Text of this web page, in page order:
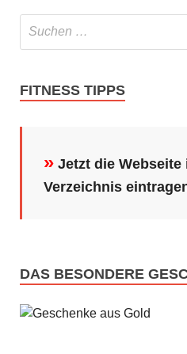
FITNESS TIPPS
» Jetzt die Webseite
Verzeichnis
DAS BESONDERE